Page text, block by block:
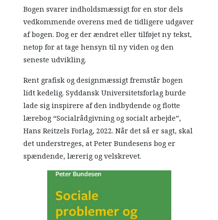
Bogen svarer indholdsmæssigt for en stor dels
vedkommende overens med de tidligere udgaver
af bogen. Dog er der ændret eller tilføjet ny tekst,
netop for at tage hensyn til ny viden og den
seneste udvikling.
Rent grafisk og designmæssigt fremstår bogen
lidt kedelig. Syddansk Universitetsforlag burde
lade sig inspirere af den indbydende og flotte
lærebog “Socialrådgivning og socialt arbejde”,
Hans Reitzels Forlag, 2022. Når det så er sagt, skal
det understreges, at Peter Bundesens bog er
spændende, lærerig og velskrevet.